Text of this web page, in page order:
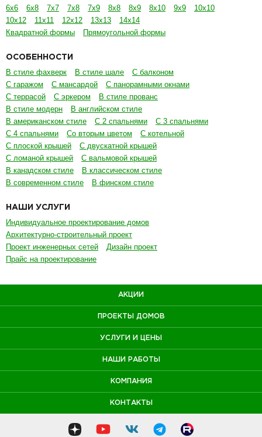
6х6 6х8 7х7 7х8 7х9 8х8 8х9 8х10 9х9
10х10
10х12
11х11 12х12 13х13
14х14
Квадратной формы
Прямоугольной формы
ОСОБЕННОСТИ
В стиле фахверк В стиле шале
С балконом
С гаражом
С мансардой
С панорамными окнами
С террасой
С эркером
В стиле прованс
В стиле модерн
В английском стиле
В американском стиле
С 2 спальнями
С 3 спальнями
С 4 спальнями
Со вторым цветом
С котельной
С плоской крышей
С двускатной крышей
С ломаной крышей
С вальмовой крышей
В канадском стиле
В классическом стиле
В современном стиле
В финском стиле
НАШИ УСЛУГИ
Индивидуальное проектирование домов
Архитектурно-строительный проект
Проект инженерных сетей
Дизайн проект
Прайс на проектирование
АКЦИИ
ПРОЕКТЫ ДОМОВ
УСЛУГИ И ЦЕНЫ
НАШИ РАБОТЫ
КОМПАНИЯ
КОНТАКТЫ